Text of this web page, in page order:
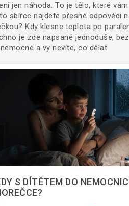
jen náhoda. To je tělo, které
sbírce najdete přesné odpovědi
Kdy klesne teplota po
je zde napsané jednoduše,
a vy nevíte, co dělat.
S DÍTĚTEM DO